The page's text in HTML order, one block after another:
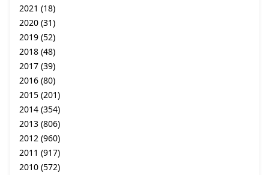
2021 (18)
2020 (31)
2019 (52)
2018 (48)
2017 (39)
2016 (80)
2015 (201)
2014 (354)
2013 (806)
2012 (960)
2011 (917)
2010 (572)